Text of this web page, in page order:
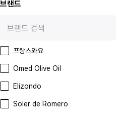
브랜드
프랑스와요
Omed Olive Oil
Elizondo
Soler de Romero